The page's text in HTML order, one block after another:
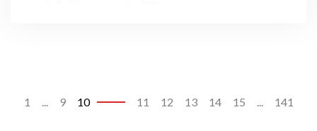
1 ... 9 10 11 12 13 14 15 ... 141